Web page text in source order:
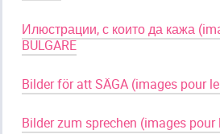
Илюстрации, с които да кажа
BULGARE
Bilder för att SÄGA (images pour
Bilder zum sprechen (images pour